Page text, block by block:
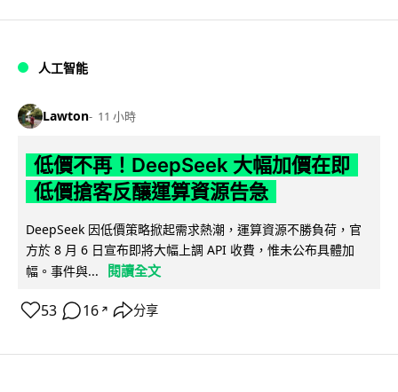
人工智能
Lawton 11 小時
低價不再！DeepSeek 大幅加價在即
低價搶客反釀運算資源告急
DeepSeek 因低價策略掀起需求熱潮，運算資源不勝負荷，官
方於 8 月 6 日宣布即將大幅上調 API 收費，惟未公布具體加
幅。事件與...
閱讀全文
53 16 ↗ 分享